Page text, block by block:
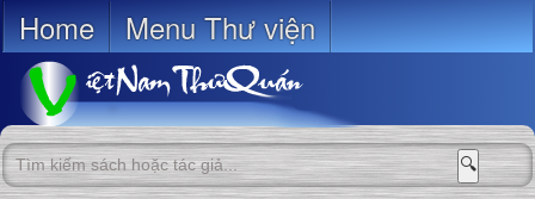
Home Menu Thư viện
🔍